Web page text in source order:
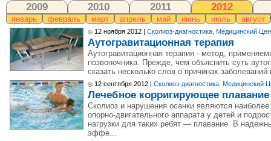
2009 2010 2011 2012
январь февраль март апрель май июнь июль август
12 ноября 2012 | Сколиоз-диагностика, Медицинский
Аутогравитационная терапия
Аутогравитационная терапия - метод,
позвоночника. Прежде, чем объяснить суть
сказать несколько слов о причинах
12 сентября 2012 | Сколиоз-диагностика,
Лечебное корригирующее плавание
Сколиоз и нарушения осанки являются
опорно-двигательного аппарата у детей и
нагрузки для таких ребят — плавание. В
эффе...